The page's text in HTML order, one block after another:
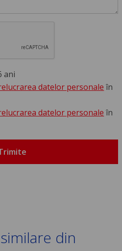
ani
datelor personale în
datelor personale în
din